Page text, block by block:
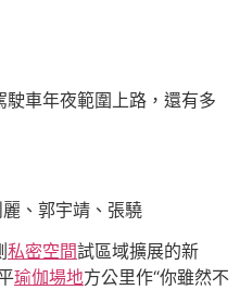
車年夜範圍上路，還有多
、郭宇靖、張驍
私密空間試區域擴展的新
瑜伽場地方公里作“你雖然不